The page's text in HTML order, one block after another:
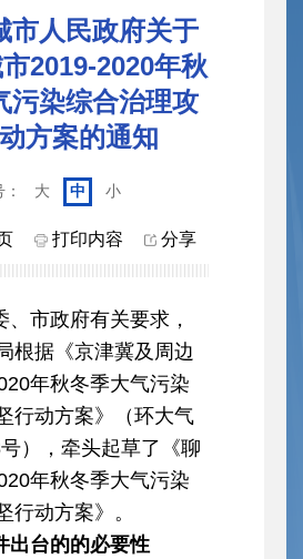
市人民政府关于
2019-2020年秋
污染综合治理攻
方案的通知
大 中 小
打印内容 分享
、市政府有关要求，
根据《京津冀及周边
年秋冬季大气污染
行动方案》（环大气
号），牵头起草了《聊
年秋冬季大气污染
行动方案》。
出台的的必要性